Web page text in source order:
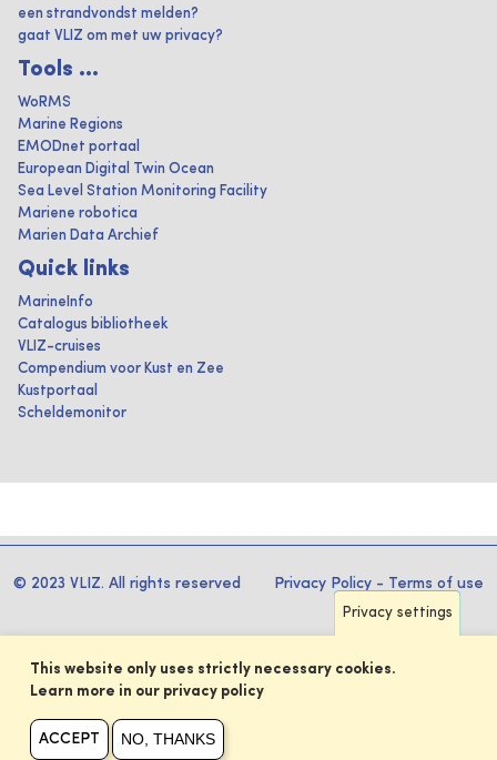
een strandvondst melden?
gaat VLIZ om met uw privacy?
Tools ...
WoRMS
Marine Regions
EMODnet portaal
European Digital Twin Ocean
Sea Level Station Monitoring Facility
Mariene robotica
Marien Data Archief
Quick links
MarineInfo
Catalogus bibliotheek
VLIZ-cruises
Compendium voor Kust en Zee
Kustportaal
Scheldemonitor
© 2023 VLIZ. All rights reserved Privacy Policy - Terms of use
Privacy settings
This website only uses strictly necessary cookies.
Learn more in our privacy policy
ACCEPT NO, THANKS